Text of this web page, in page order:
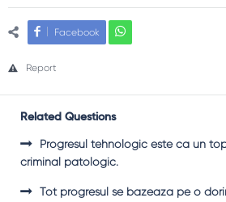
Facebook
Report
Related Questions
Progresul tehnologic este ca un
criminal patologic.
Tot progresul se bazeaza pe o